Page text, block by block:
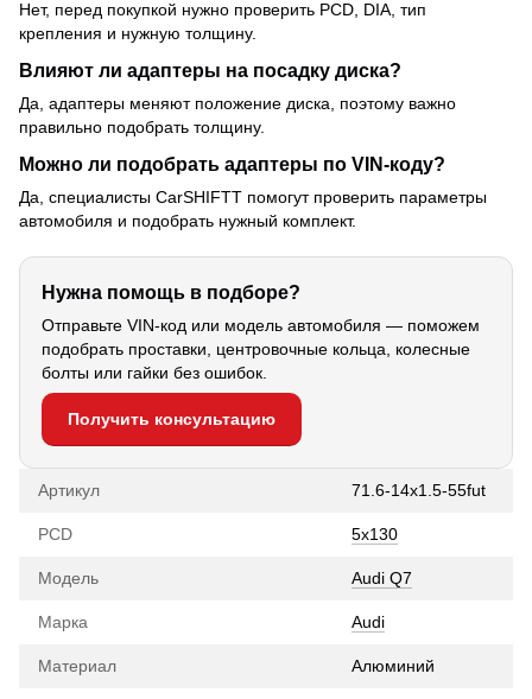
Нет, перед покупкой нужно проверить PCD, DIA, тип
крепления и нужную толщину.
Влияют ли адаптеры на посадку диска?
Да, адаптеры меняют положение диска, поэтому важно
правильно подобрать толщину.
Можно ли подобрать адаптеры по VIN-коду?
Да, специалисты CarSHIFTT помогут проверить параметры
автомобиля и подобрать нужный комплект.
Нужна помощь в подборе?
Отправьте VIN-код или модель автомобиля — поможем
подобрать проставки, центровочные кольца, колесные
болты или гайки без ошибок.
Получить консультацию
Артикул 71.6-14x1.5-55fut
PCD 5x130
Модель Audi Q7
Марка Audi
Материал Алюминий